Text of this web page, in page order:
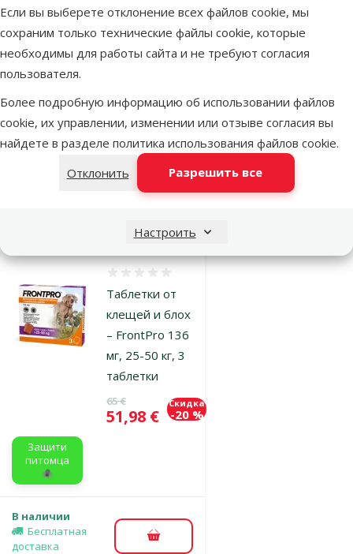
Если вы выберете отклонение всех файлов cookie, мы
сохраним только технические файлы cookie, которые
необходимы для работы сайта и не требуют согласия
пользователя.
Более подробную информацию об использовании файлов
cookie, их управлении, изменении или отзыве согласия вы
найдете в разделе политика использования файлов cookie.
Отклонить
Разрешить все
Настроить
– FrontPro 68
мг, 10-25 кг, 3
таблетки
43,98 €
Защити
🕷️
Таблетки от
клещей и блох
– FrontPro 136
мг, 25-50 кг, 3
таблетки
Оценка 0%
Исходная цена
65 €
Цена
51,98 €
Скидка
-20 %
Защити
питомца
🕷️
В наличии
Бесплатная
доставка
В корзину